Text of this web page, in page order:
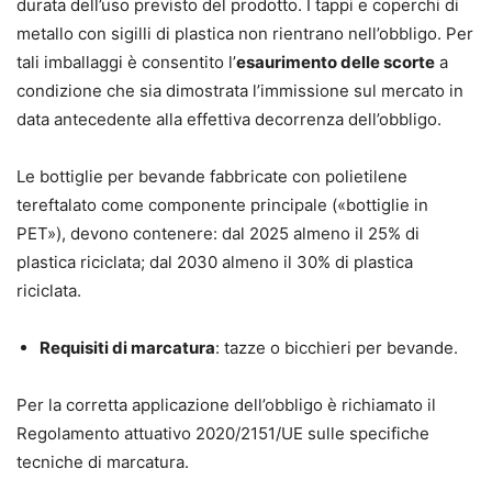
durata dell’uso previsto del prodotto. I tappi e coperchi di
metallo con sigilli di plastica non rientrano nell’obbligo. Per
tali imballaggi è consentito l’esaurimento delle scorte a
condizione che sia dimostrata l’immissione sul mercato in
data antecedente alla effettiva decorrenza dell’obbligo.
Le bottiglie per bevande fabbricate con polietilene
tereftalato come componente principale («bottiglie in
PET»), devono contenere: dal 2025 almeno il 25% di
plastica riciclata; dal 2030 almeno il 30% di plastica
riciclata.
Requisiti di marcatura: tazze o bicchieri per bevande.
Per la corretta applicazione dell’obbligo è richiamato il
Regolamento attuativo 2020/2151/UE sulle specifiche
tecniche di marcatura.